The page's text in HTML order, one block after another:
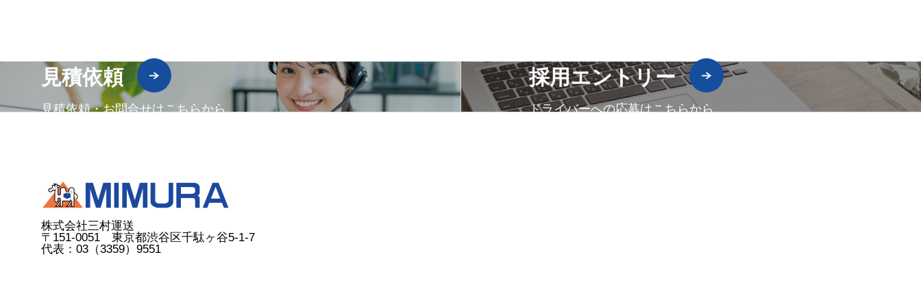
見積依頼
見積依頼・お問合せはこちらから
採用エントリー
ドライバーへの応募はこちらから
株式会社三村運送
〒151-0051 東京都渋谷区千駄ヶ谷5-1-7
代表：03（3359）9551